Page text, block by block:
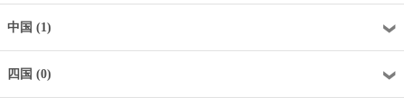
中国 (1)
四国 (0)